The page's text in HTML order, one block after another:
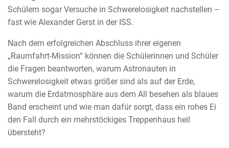
Schülern sogar Versuche in Schwerelosigkeit nachstellen –
fast wie Alexander Gerst in der ISS.
Nach dem erfolgreichen Abschluss ihrer eigenen
„Raumfahrt-Mission“ können die Schülerinnen und Schüler
die Fragen beantworten, warum Astronauten in
Schwerelosigkeit etwas größer sind als auf der Erde,
warum die Erdatmosphäre aus dem All besehen als blaues
Band erscheint und wie man dafür sorgt, dass ein rohes Ei
den Fall durch ein mehrstöckiges Treppenhaus heil
übersteht?